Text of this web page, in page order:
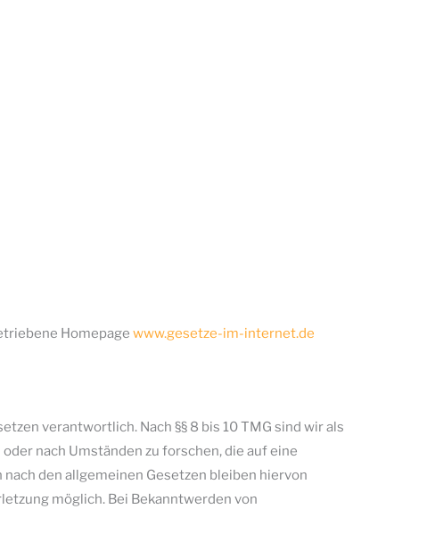
Homepage www.gesetze-im-internet.de
verantwortlich. Nach §§ 8 bis 10 TMG sind wir als
nach Umständen zu forschen, die auf eine
den allgemeinen Gesetzen bleiben hiervon
möglich. Bei Bekanntwerden von